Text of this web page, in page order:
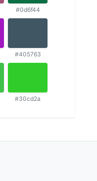
#0d6f44
#405763
#30cd2a